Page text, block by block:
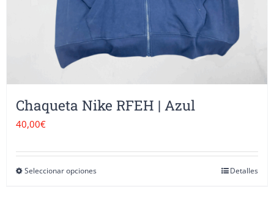
de
producto
Chaqueta Nike RFEH | Azul
40,00€
Seleccionar opcionesEste
Detalles